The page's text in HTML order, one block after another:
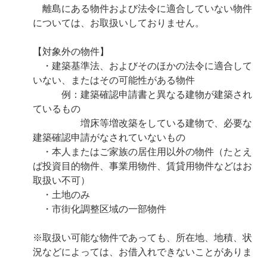
離島にある物件および法令に適合していない物件
については、お取扱いしておりません。
【対象外の物件】
・建築基準法、およびそのほかの法令に適合して
いない、またはその可能性がある物件
例：建築確認申請書と異なる建物が建築され
ているもの
増床等増改築をしている建物で、必要な
建築確認申請がなされていないもの
・本人またはご家族の居住用以外の物件（たとえ
ば投資目的物件、事業用物件、賃貸用物件などはお
取扱い不可）
・土地のみ
・市街化調整区域の一部物件
※取扱い可能な物件であっても、所在地、地積、状
況などによっては、お借入れできないことがありま